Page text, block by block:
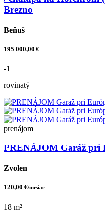
Brezno
Beňuš
195 000,00 €
-1
rovinatý
prenájom
PRENÁJOM Garáž pri
Zvolen
120,00 €/mesiac
18 m²